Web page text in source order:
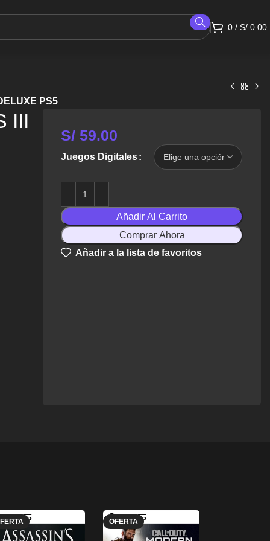
0 / S/ 0.00
PS5
III
S/ 59.00
Juegos Digitales
Añadir Al Carrito
Comprar Ahora
Añadir a la lista de favoritos
OFERTA